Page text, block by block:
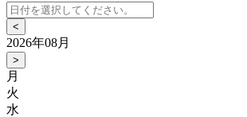
<
2026年08月
>
月
火
水